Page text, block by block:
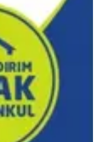
Andırın Çokak'da
Yer
11.04.2026
₺